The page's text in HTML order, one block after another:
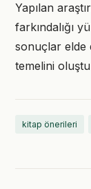
Yapılan
farkındalığı
sonuçlar elde
temelini
kitap önerileri